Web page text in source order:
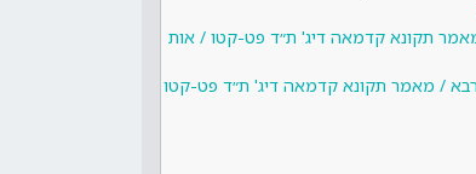
תקונא קדמאה דיג' ת״ד פט-קטו / אות
/ מאמר תקונא קדמאה דיג' ת״ד פט-קטו